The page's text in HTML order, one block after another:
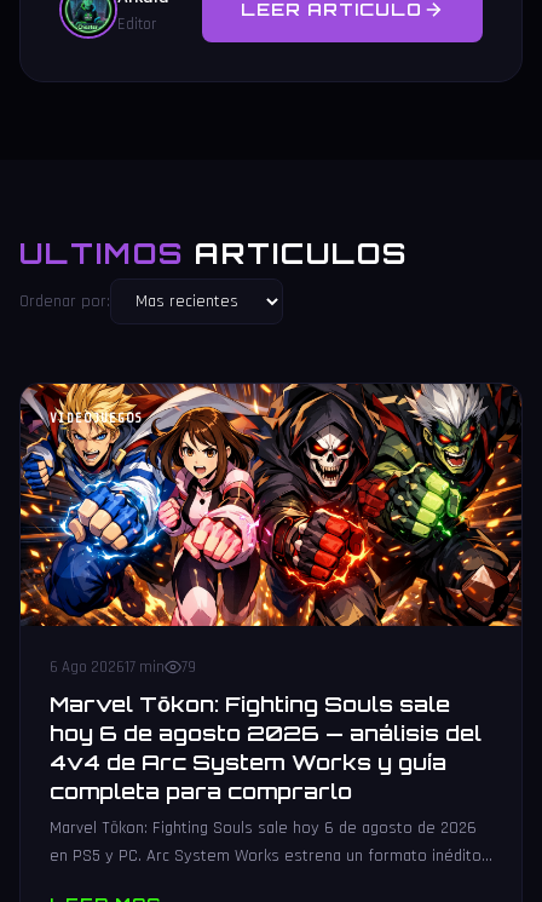
Editor
LEER ARTICULO
ULTIMOS ARTICULOS
Ordenar por:
VIDEOJUEGOS
6 Ago 202617 min 79
Marvel Tōkon: Fighting Souls sale
hoy 6 de agosto 2026 — análisis del
4v4 de Arc System Works y guía
completa para comprarlo
Marvel Tōkon: Fighting Souls sale hoy 6 de agosto de 2026
en PS5 y PC. Arc System Works estrena un formato inédito